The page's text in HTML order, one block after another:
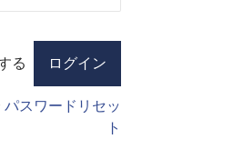
る
パスワードリセッ
ト